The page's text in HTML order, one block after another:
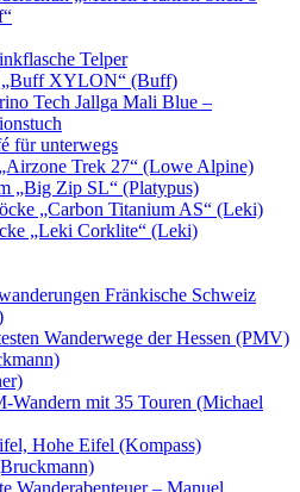
Telper
„Buff XYLON“ (Buff)
Tech Jallga Mali Blue –
für unterwegs
Trek 27“ (Lowe Alpine)
„Big Zip SL“ (Platypus)
„Carbon Titanium AS“ (Leki)
„Leki Corklite“ (Leki)
Fränkische Schweiz
Wanderwege der Hessen (PMV)
Wandern mit 35 Touren (Michael
Hohe Eifel (Kompass)
Wanderabenteuer – Manuel